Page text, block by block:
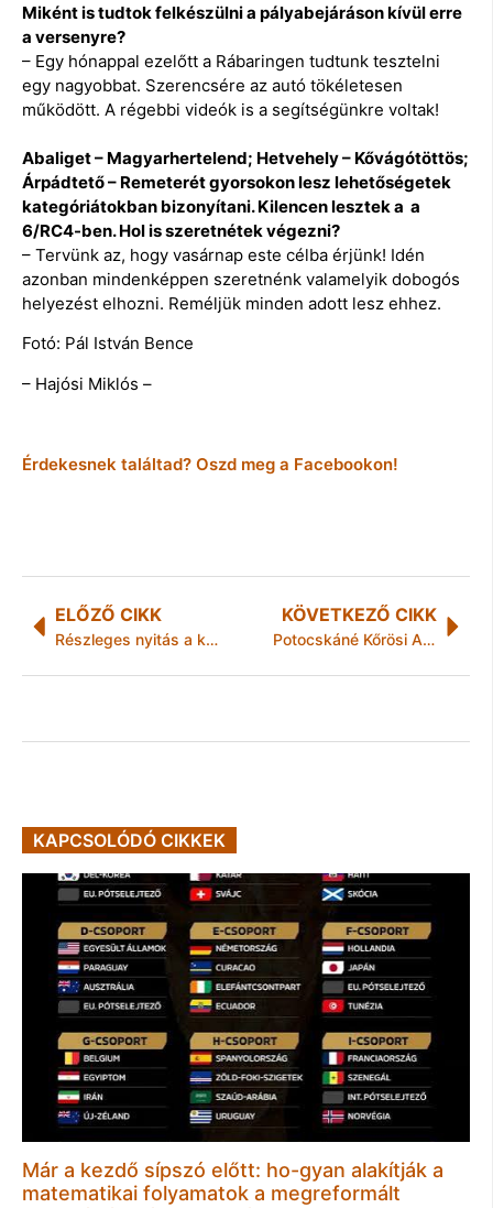
Miként is tudtok felkészülni a pályabejáráson kívül erre
a versenyre?
– Egy hónappal ezelőtt a Rábaringen tudtunk tesztelni
egy nagyobbat. Szerencsére az autó tökéletesen
működött. A régebbi videók is a segítségünkre voltak!
Abaliget – Magyarhertelend; Hetvehely – Kővágótöttös;
Árpádtető – Remeterét gyorsokon lesz lehetőségetek
kategóriátokban bizonyítani. Kilencen lesztek a a
6/RC4-ben. Hol is szeretnétek végezni?
– Tervünk az, hogy vasárnap este célba érjünk! Idén
azonban mindenképpen szeretnénk valamelyik dobogós
helyezést elhozni. Reméljük minden adott lesz ehhez.
Fotó: Pál István Bence
– Hajósi Miklós –
Érdekesnek találtad? Oszd meg a Facebookon!
ELŐZŐ CIKK
Részleges nyitás a könyvtárakban
KÖVETKEZŐ CIKK
Potocskáné Kőrösi Anita: A közös fellépés első eredménye
KAPCSOLÓDÓ CIKKEK
Már a kezdő sípszó előtt: ho-gyan alakítják a
matematikai folyamatok a megreformált